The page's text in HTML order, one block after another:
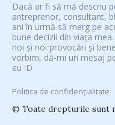
Dacă ar fi să mă descriu
antreprenor, consultant,
ani în urmă să merg pe
bune decizii din viața
noi și noi provocări și
vorbim, dă-mi un mesaj
eu :D
Politica de confidențialitate
© Toate drepturile sunt